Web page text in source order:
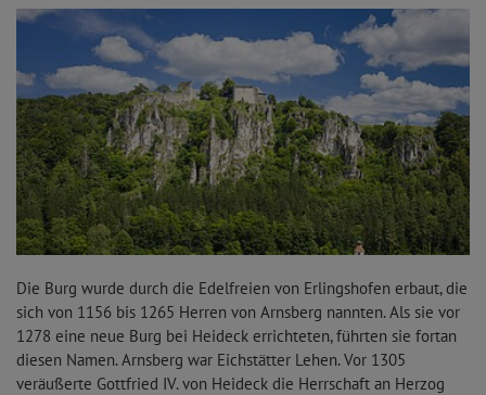
Die Burg wurde durch die Edelfreien von Erlingshofen erbaut, die
sich von 1156 bis 1265 Herren von Arnsberg nannten. Als sie vor
1278 eine neue Burg bei Heideck errichteten, führten sie fortan
diesen Namen. Arnsberg war Eichstätter Lehen. Vor 1305
veräußerte Gottfried IV. von Heideck die Herrschaft an Herzog